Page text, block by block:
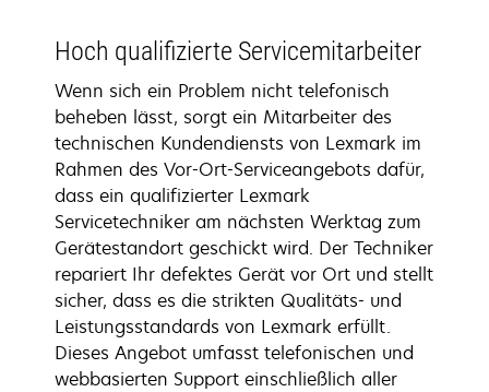
Hoch qualifizierte Servicemitarbeiter
Wenn sich ein Problem nicht telefonisch
beheben lässt, sorgt ein Mitarbeiter des
technischen Kundendiensts von Lexmark im
Rahmen des Vor-Ort-Serviceangebots dafür,
dass ein qualifizierter Lexmark
Servicetechniker am nächsten Werktag zum
Gerätestandort geschickt wird. Der Techniker
repariert Ihr defektes Gerät vor Ort und stellt
sicher, dass es die strikten Qualitäts- und
Leistungsstandards von Lexmark erfüllt.
Dieses Angebot umfasst telefonischen und
webbasierten Support einschließlich aller